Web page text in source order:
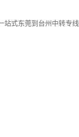
站式东莞到台州中转专线